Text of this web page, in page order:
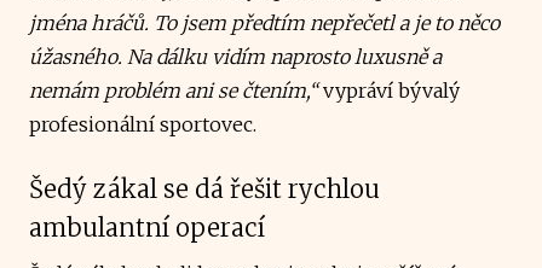
jména hráčů. To jsem předtím nepřečetl a je to něco
úžasného. Na dálku vidím naprosto luxusně a
nemám problém ani se čtením,“vypráví bývalý
profesionální sportovec.
Šedý zákal se dá řešit rychlou
ambulantní operací